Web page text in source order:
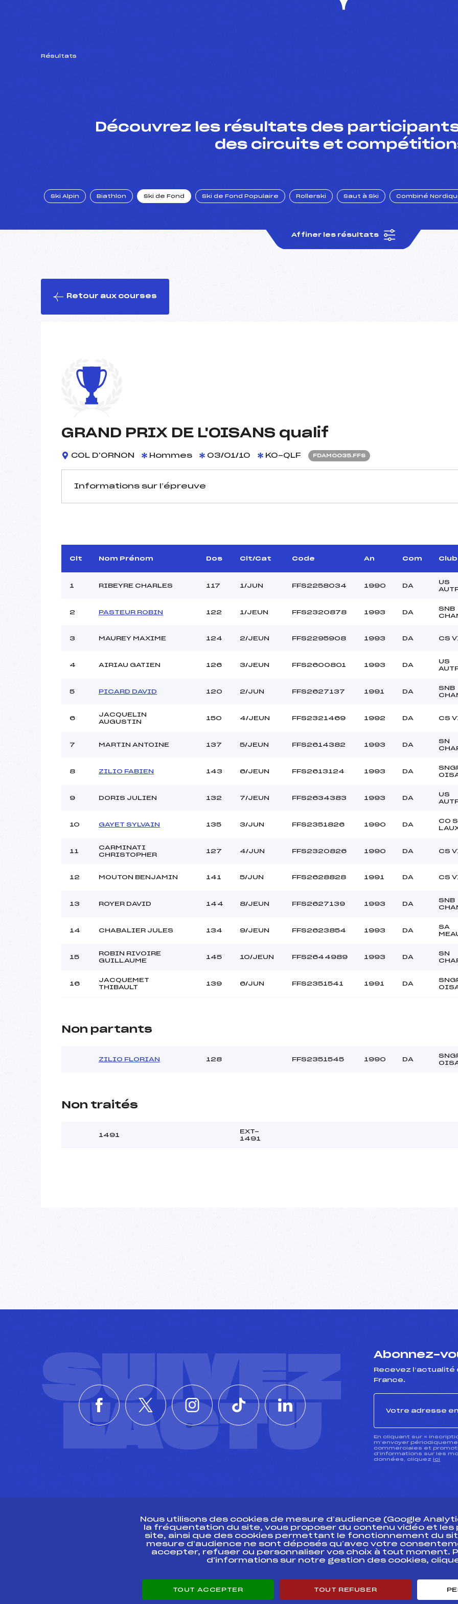
Résultats
Découvrez les résultats des participants
des circuits et
Ski Alpin Biathlon Ski de Fond Ski de Fond Populaire Rollerski Saut à Ski Combiné
Affiner les résultats
Retour aux courses
GRAND PRIX DE L'OISANS qualif
COL D'ORNON Hommes 03/01/10 KO-QLF FDAM0035.FFS
Informations sur l’épreuve
D.T Adjoint :
CHEVALIER CHRISTOPHE (DA)
Dir. Epreuve :
THENOT PATRICK (DA)
Distance :
Point Haut :
Pénalité appliquée :
63.9600
Clt Nom Prénom Dos Clt/Cat Code An Com Club
1 RIBEYRE CHARLES 117 1/JUN FFS2258034 1990 DA
US
2 PASTEUR ROBIN 122 1/JEUN FFS2320878 1993 DA
SNB
3 MAUREY MAXIME 124 2/JEUN FFS2295908 1993 DA CS
4 AIRIAU GATIEN 126 3/JEUN FFS2600801 1993 DA
US
5 PICARD DAVID 120 2/JUN FFS2627137 1991 DA
SNB
6
JACQUELIN
AUGUSTIN
150 4/JEUN FFS2321469 1992 DA CS
7 MARTIN ANTOINE 137 5/JEUN FFS2614382 1993 DA
SN
8 ZILIO FABIEN 143 6/JEUN FFS2613124 1993 DA
9 DORIS JULIEN 132 7/JEUN FFS2634383 1993 DA
US
10 GAYET SYLVAIN 135 3/JUN FFS2351826 1990 DA
CO
11
CARMINATI
CHRISTOPHER
127 4/JUN FFS2320826 1990 DA CS
12 MOUTON BENJAMIN 141 5/JUN FFS2628828 1991 DA CS
13 ROYER DAVID 144 8/JEUN FFS2627139 1993 DA
SNB
14 CHABALIER JULES 134 9/JEUN FFS2623854 1993 DA
SA
15
ROBIN RIVOIRE
GUILLAUME
145 10/JEUN FFS2644989 1993 DA
SN
16
JACQUEMET
THIBAULT
139 6/JUN FFS2351541 1991 DA
Non partants
ZILIO FLORIAN 128 FFS2351545 1990 DA
Non traités
1491
EXT-
1491
SUIVEZ
L'ACTU
Abonnez-
Recevez l’actualité
France.
En cliquant sur «
m’envoyer
commerciales et
d’informations sur les
données, cliquez ici
ESPACE PRESSE
Ressources
Pass’Neige
Projet sportif fédéral
Pôle vie de
Nous utilisons des cookies de mesure d’audience (Google
la fréquentation du site, vous proposer du contenu vidéo et
site, ainsi que des cookies permettant le fonctionnement du
mesure d’audience ne sont déposés qu’avec votre
accepter, refuser ou personnaliser vos choix à tout moment.
d'informations sur notre gestion des cookies,
TOUT ACCEPTER TOUT REFUSER